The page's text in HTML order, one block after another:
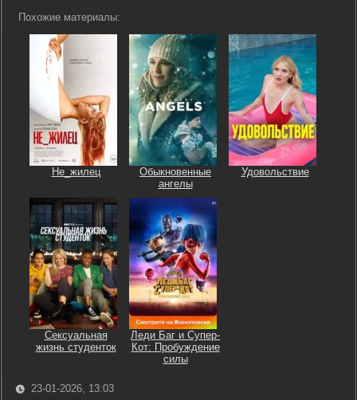
Похожие материалы:
Не_жилец
Обыкновенные
ангелы
Удовольствие
Сексуальная
жизнь студенток
Леди Баг и Супер-
Кот: Пробуждение
силы
23-01-2026, 13:03